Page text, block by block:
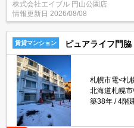
ーゼット付き。浴室乾燥機付。
ド払い可。
株式会社エイブル 円山公園店
情報更新日 2026/08/08
賃貸マンション ピュアライフ門脇
札幌市電<札
北海道札幌
築38年
4階